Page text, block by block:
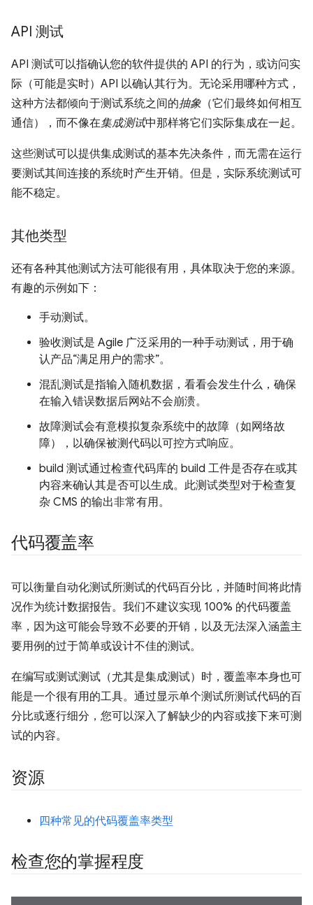
API 测试
API 测试可以指确认您的软件提供的 API 的行为，或访问实
际（可能是实时）API 以确认其行为。无论采用哪种方式，
这种方法都倾向于测试系统之间的抽象 （它们最终如何相互
通信），而不像在集成测试中那样将它们实际集成在一起。
这些测试可以提供集成测试的基本先决条件，而无需在运行
要测试其间连接的系统时产生开销。但是，实际系统测试可
能不稳定。
其他类型
还有各种其他测试方法可能很有用，具体取决于您的来源。
有趣的示例如下：
手动测试。
验收测试是 Agile 广泛采用的一种手动测试，用于确
认产品“满足用户的需求”。
混乱测试是指输入随机数据，看看会发生什么，确保
在输入错误数据后网站不会崩溃。
故障测试会有意模拟复杂系统中的故障（如网络故
障），以确保被测代码以可控方式响应。
build 测试通过检查代码库的 build 工件是否存在或其
内容来确认其是否可以生成。此测试类型对于检查复
杂 CMS 的输出非常有用。
代码覆盖率
可以衡量自动化测试所测试的代码百分比，并随时间将此情
况作为统计数据报告。我们不建议实现 100% 的代码覆盖
率，因为这可能会导致不必要的开销，以及无法深入涵盖主
要用例的过于简单或设计不佳的测试。
在编写或测试测试（尤其是集成测试）时，覆盖率本身也可
能是一个很有用的工具。通过显示单个测试所测试代码的百
分比或逐行细分，您可以深入了解缺少的内容或接下来可测
试的内容。
资源
四种常见的代码覆盖率类型
检查您的掌握程度